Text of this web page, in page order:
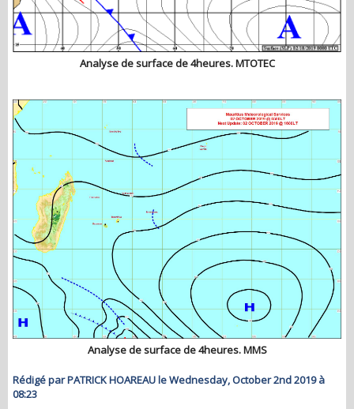
Analyse de surface de 4heures. MTOTEC
Analyse de surface de 4heures. MMS
Rédigé par PATRICK HOAREAU le Wednesday, October 2nd 2019 à
08:23